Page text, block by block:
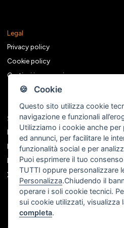
🍪 Cookie
Questo sito utilizza cookie
navigazione e funzionali
Utilizziamo i cookie anche
ed annunci, per facilitare le
funzionalità social e per
Puoi esprimere il tuo
TUTTI oppure personalizzare
Personalizza.Chiudendo il
operare i soli cookie tecnici.
sui cookie utilizzati, visualizza
completa.
Legal
Privacy policy
Cookie policy
Gestisci i consensi
Seguici sui social
Facebook
Instagram
Linkedin
X